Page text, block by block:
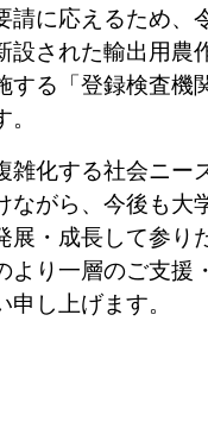
に応えるため、
設された輸出用農
する「登録検査機
化する社会ニー
ながら、今後も大
展・成長して参り
より一層のご支援
申し上げます。